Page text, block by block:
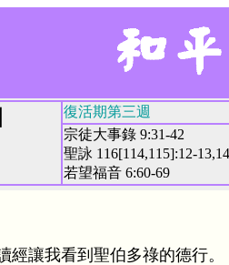
復活期第三週
宗徒大事錄 9:31-42
聖詠 116[114,115]:12-
若望福音 6:60-69
經讓我看到聖伯多祿的德行。